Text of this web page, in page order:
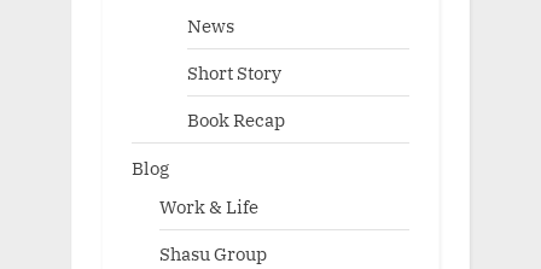
News
Short Story
Book Recap
Blog
Work & Life
Shasu Group